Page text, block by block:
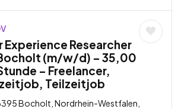
Experience Researcher
(m/w/d) – 35,00
– Freelancer,
Teilzeitjob
Bocholt, Nordrhein-Westfalen,